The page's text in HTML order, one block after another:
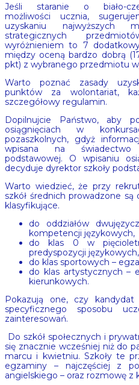
Jeśli staranie o biało-
możliwości ucznia,
uzyskaniu najwyższych
strategicznych
wyróżnieniem to 7
między oceną bardzo dobrą
pkt) z wybranego przedmiotu
Warto poznać zasady
punktów za wolontariat,
szczegółowy regulamin.
Dopilnujcie Państwo, aby
osiągnięciach w
pozaszkolnych, gdyż
wpisana na świadectwo
podstawowej. O wpisaniu
decyduje dyrektor szkoły
Warto wiedzieć, że przy
szkół średnich prowadzone
klasyfikujące.
do oddziałów
kompetencji językowych,
do klas 0 w
predyspozycji językowych,
do klas sportowych –
do klas artystycznych –
kierunkowych.
Pokazują one, czy
specyficznego sposobu
zainteresowań.
Do szkół społecznych i
się znacznie wcześniej niż do
marcu i kwietniu. Szkoły te
egzaminy – najczęściej z
angielskiego – oraz rozmowę z